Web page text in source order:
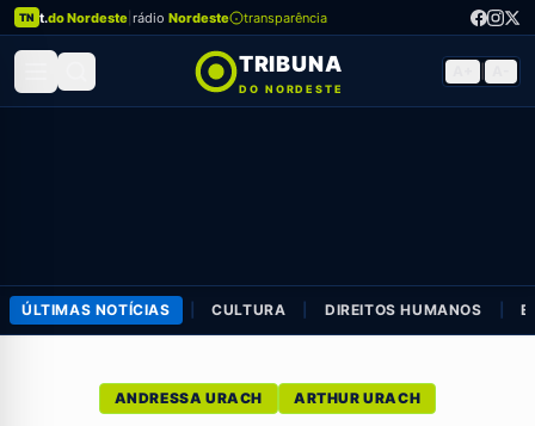
TN t.do Nordeste rádio Nordeste transparência
TRIBUNA
DO NORDESTE
ÚLTIMAS NOTÍCIAS CULTURA DIREITOS HUMANOS
ANDRESSA URACH ARTHUR URACH